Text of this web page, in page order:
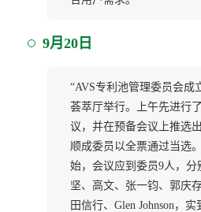
9月20日
“AVS专利池管理委员会成
荟萃厅举行。上午先进行
议，并在预备会议上推选
顺成委员以全票通过当选
始，会议应到委员9人，
坚、高文、张一钧、郭庆
田信行、Glen Johnson，